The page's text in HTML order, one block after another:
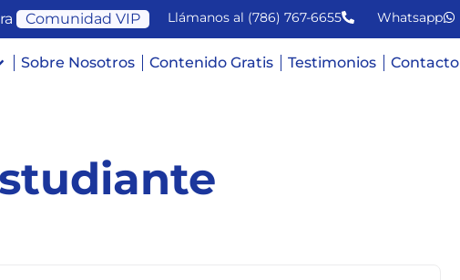
Comunidad VIP Llámanos al (786) 767-6655 Whatsapp
Sobre Nosotros Contenido Gratis Testimonios Contacto